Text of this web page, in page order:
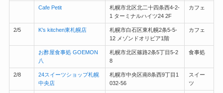
Cafe Petit
札幌市北区北二十四条西4-2-
1 ターミナルハイツ24 2F
カフェ
2/5 K’s kitchen東札幌店
札幌市白石区東札幌2条5-5-
12 メゾンドオリビア1階
カフェ
お酢屋食事処 GOEMON
八
札幌市北区篠路2条5丁目5-2
8
食事処
2/8
24スイーツショップ札幌
中央店
札幌市中央区南8条西9丁目1
032-56
スイー
ツ